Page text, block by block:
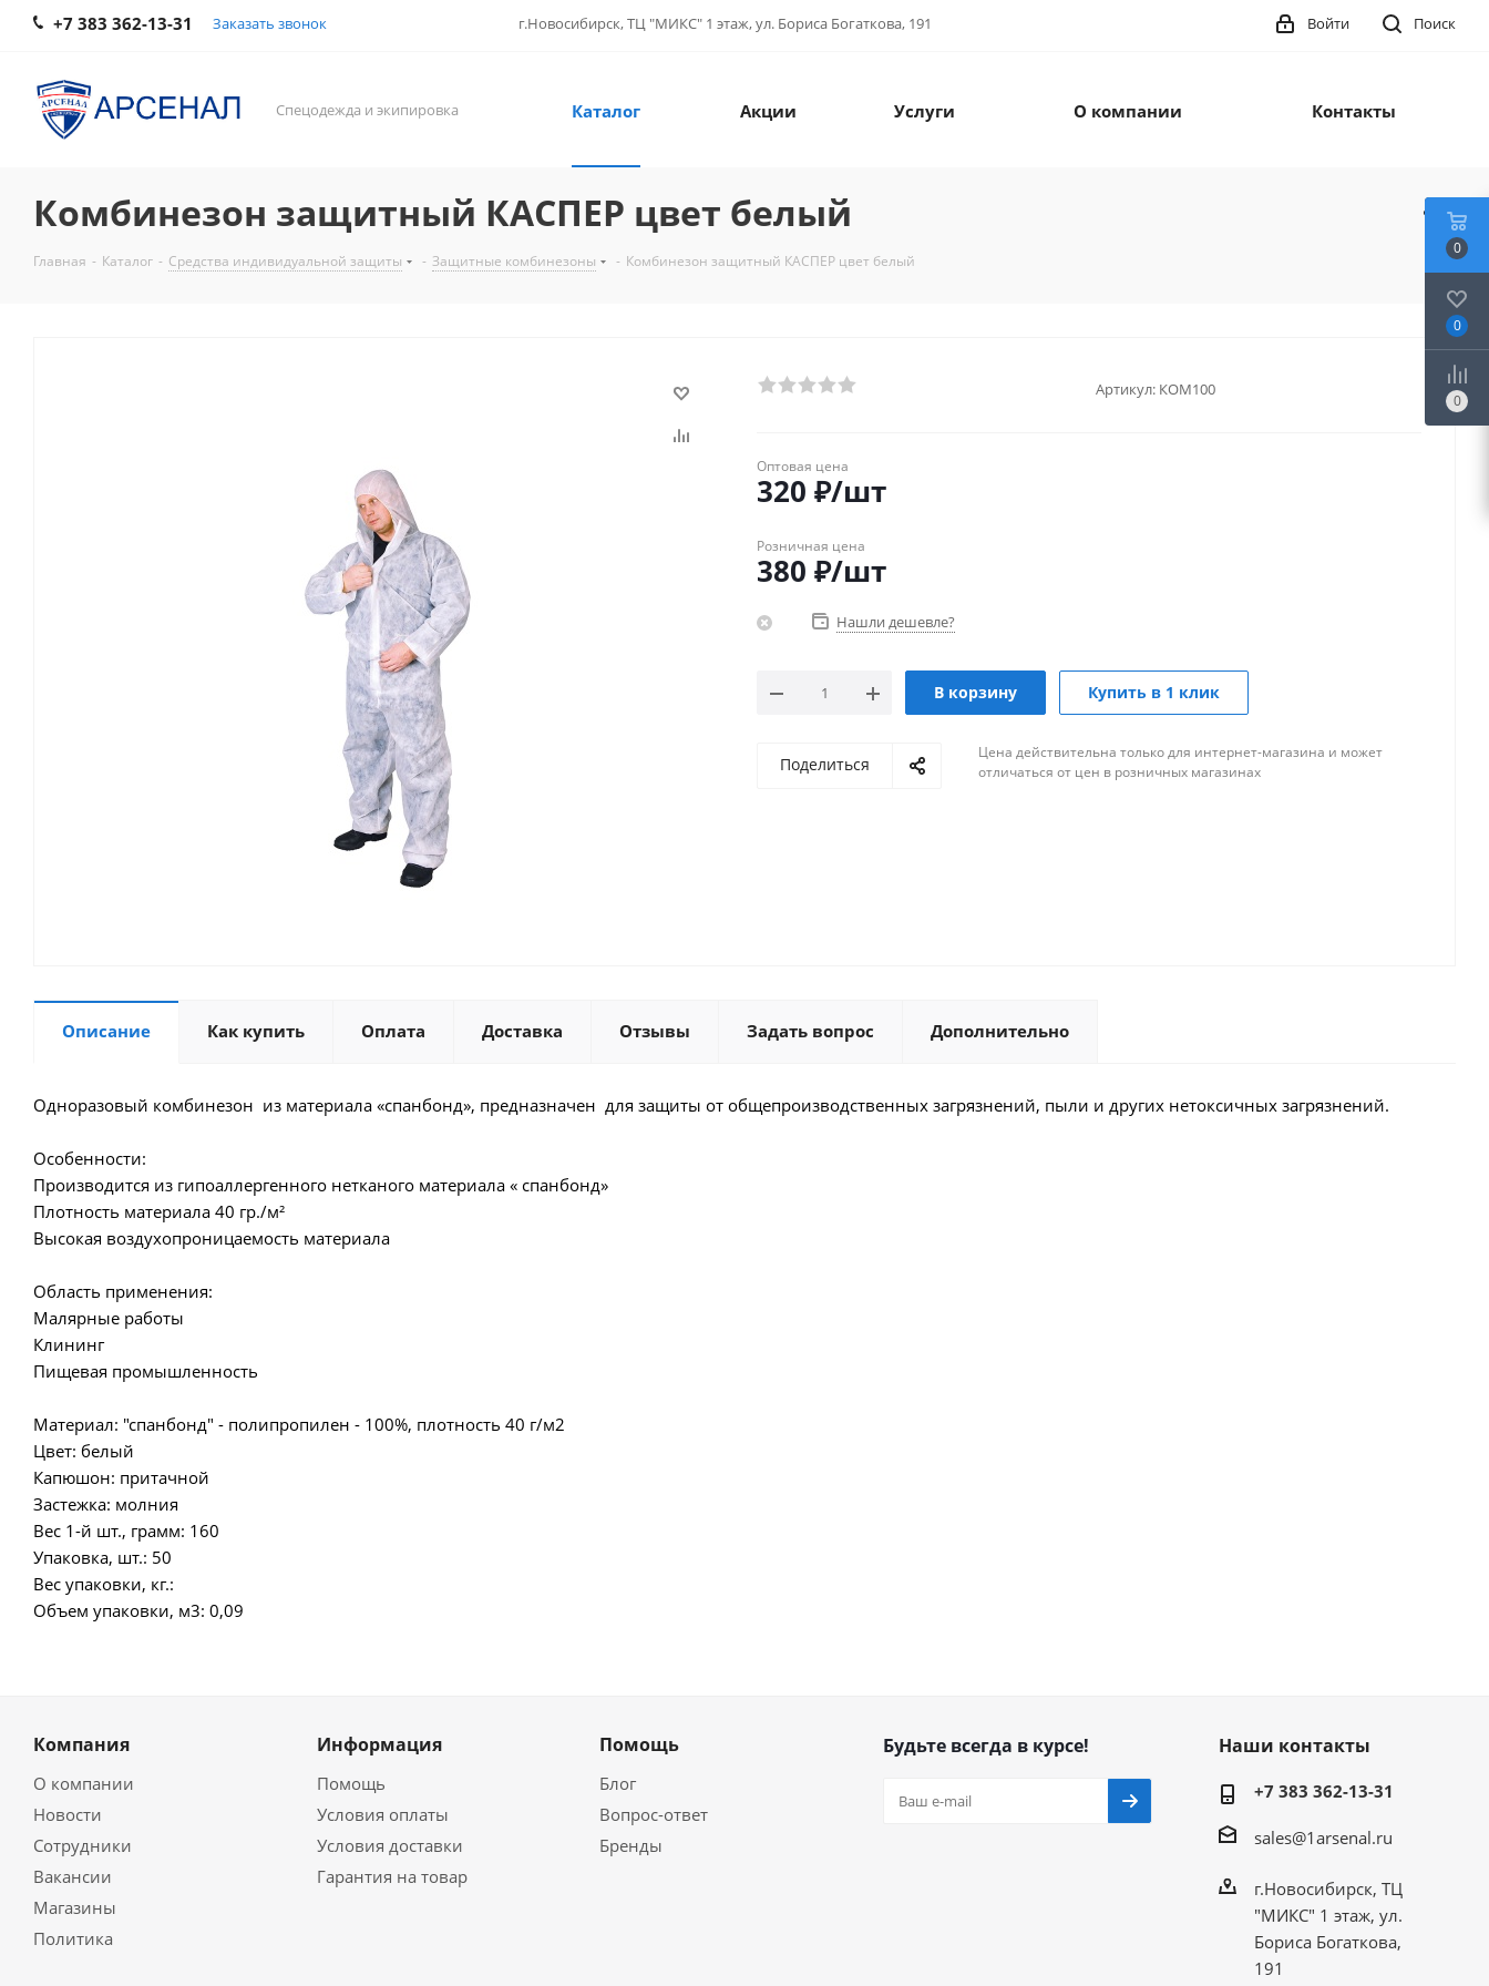
+7 383 362-13-31 Заказать звонок г.Новосибирск, ТЦ "МИКС" 1 этаж, ул. Бориса Богаткова, 191 Поиск
Войти
Спецодежда и экипировка Каталог Акции Услуги О компании Контакты
Комбинезон защитный КАСПЕР цвет белый
Главная - Каталог - Средства индивидуальной защиты - Защитные комбинезоны - Комбинезон защитный КАСПЕР цвет белый
Артикул: КОМ100
Оптовая цена
320 ₽/шт
Розничная цена
380 ₽/шт
Нашли дешевле?
В корзину Купить в 1 клик
Поделиться
Цена действительна только для интернет-магазина и может
отличаться от цен в розничных магазинах
Описание Как купить Оплата Доставка Отзывы Задать вопрос Дополнительно
Одноразовый комбинезон из материала «спанбонд», предназначен для защиты от общепроизводственных загрязнений, пыли и других нетоксичных загрязнений.
Особенности:
Производится из гипоаллергенного нетканого материала « спанбонд»
Плотность материала 40 гр./м²
Высокая воздухопроницаемость материала
Область применения:
Малярные работы
Клининг
Пищевая промышленность
Материал: "спанбонд" - полипропилен - 100%, плотность 40 г/м2
Цвет: белый
Капюшон: притачной
Застежка: молния
Вес 1-й шт., грамм: 160
Упаковка, шт.: 50
Вес упаковки, кг.:
Объем упаковки, м3: 0,09
Компания
О компании
Новости
Сотрудники
Вакансии
Магазины
Политика
Информация
Помощь
Условия оплаты
Условия доставки
Гарантия на товар
Помощь
Блог
Вопрос-ответ
Бренды
Будьте всегда в курсе! Наши контакты
+7 383 362-13-31
sales@1arsenal.ru
г.Новосибирск, ТЦ
"МИКС" 1 этаж, ул.
Бориса Богаткова,
191
0
0
0